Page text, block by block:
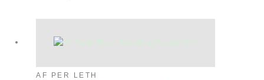
AF PER LETH